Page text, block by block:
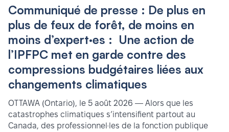
Communiqué de presse : De plus en
plus de feux de forêt, de moins en
moins d’expert·es : Une action de
l’IPFPC met en garde contre des
compressions budgétaires liées aux
changements climatiques
OTTAWA (Ontario), le 5 août 2026 — Alors que les
catastrophes climatiques s’intensifient partout au
Canada, des professionnel·les de la fonction publique